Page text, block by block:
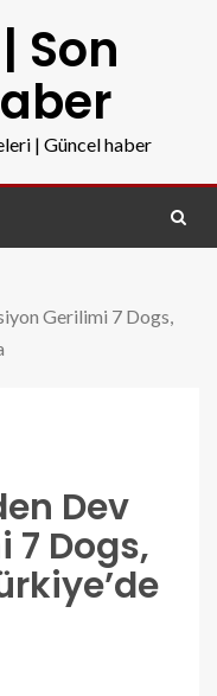
Son
| Güncel haber
Gerilimi 7 Dogs,
Dev
7 Dogs,